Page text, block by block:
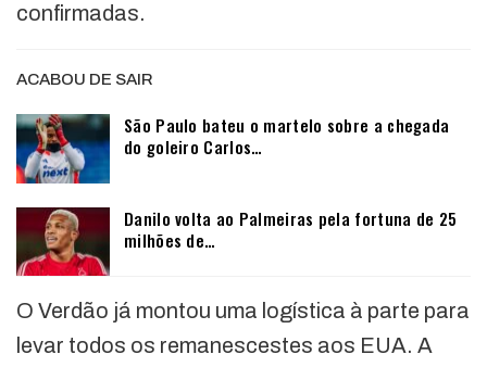
confirmadas.
ACABOU DE SAIR
São Paulo bateu o martelo sobre a chegada
do goleiro Carlos…
Danilo volta ao Palmeiras pela fortuna de 25
milhões de…
O Verdão já montou uma logística à parte para
levar todos os remanescestes aos EUA. A